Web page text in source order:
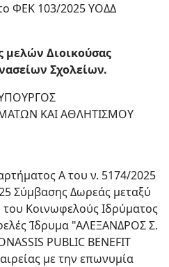
ΦΕΚ 103/2025 ΥΟΔΔ
μελών Διοικούσας
Σχολείων.
ΚΑΙ ΑΘΛΗΤΙΣΜΟΥ
Α του ν. 5174/2025
Σύμβασης Δωρεάς μεταξύ
Κοινωφελούς Ιδρύματος
Ίδρυμα "ΑΛΕΞΑΝΔΡΟΣ Σ.
PUBLIC BENEFIT
με την επωνυμία